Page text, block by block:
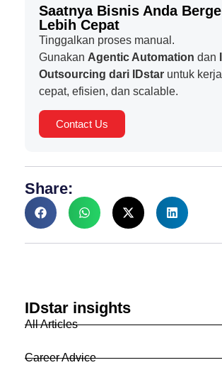
Saatnya Bisnis Anda
Lebih Cepat
Tinggalkan proses manual.
Gunakan Agentic Automation dan
Outsourcing dari IDstar untuk
cepat, efisien, dan scalable.
Contact Us
Share:
IDstar insights
All Articles
Career Advice